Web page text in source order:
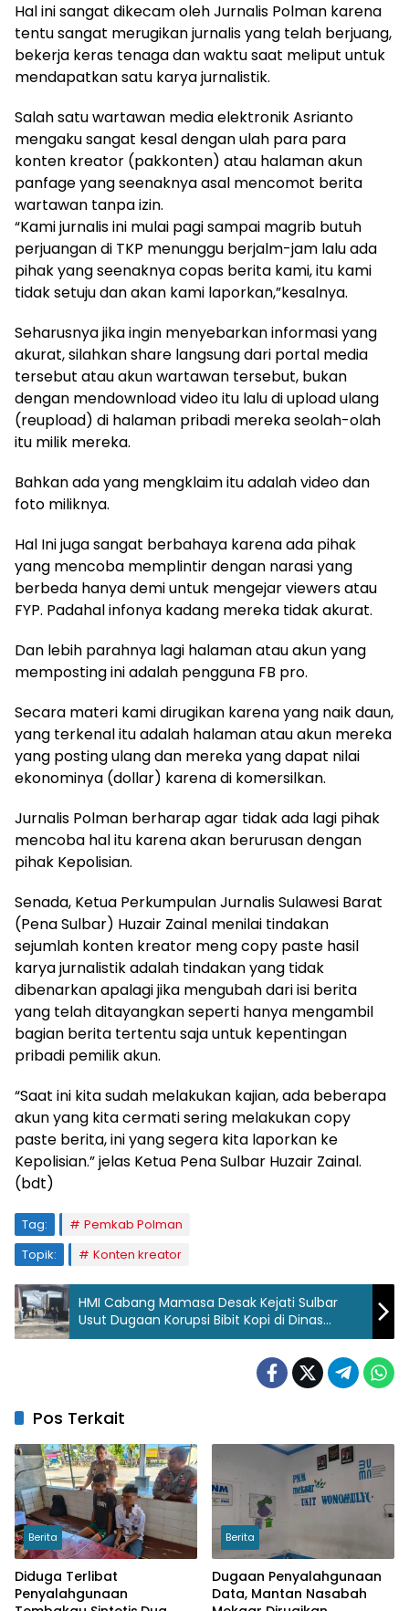
Hal ini sangat dikecam oleh Jurnalis Polman karena
tentu sangat merugikan jurnalis yang telah berjuang,
bekerja keras tenaga dan waktu saat meliput untuk
mendapatkan satu karya jurnalistik.
Salah satu wartawan media elektronik Asrianto
mengaku sangat kesal dengan ulah para para
konten kreator (pakkonten) atau halaman akun
panfage yang seenaknya asal mencomot berita
wartawan tanpa izin.
“Kami jurnalis ini mulai pagi sampai magrib butuh
perjuangan di TKP menunggu berjalm-jam lalu ada
pihak yang seenaknya copas berita kami, itu kami
tidak setuju dan akan kami laporkan,”kesalnya.
Seharusnya jika ingin menyebarkan informasi yang
akurat, silahkan share langsung dari portal media
tersebut atau akun wartawan tersebut, bukan
dengan mendownload video itu lalu di upload ulang
(reupload) di halaman pribadi mereka seolah-olah
itu milik mereka.
Bahkan ada yang mengklaim itu adalah video dan
foto miliknya.
Hal Ini juga sangat berbahaya karena ada pihak
yang mencoba memplintir dengan narasi yang
berbeda hanya demi untuk mengejar viewers atau
FYP. Padahal infonya kadang mereka tidak akurat.
Dan lebih parahnya lagi halaman atau akun yang
memposting ini adalah pengguna FB pro.
Secara materi kami dirugikan karena yang naik daun,
yang terkenal itu adalah halaman atau akun mereka
yang posting ulang dan mereka yang dapat nilai
ekonominya (dollar) karena di komersilkan.
Jurnalis Polman berharap agar tidak ada lagi pihak
mencoba hal itu karena akan berurusan dengan
pihak Kepolisian.
Senada, Ketua Perkumpulan Jurnalis Sulawesi Barat
(Pena Sulbar) Huzair Zainal menilai tindakan
sejumlah konten kreator meng copy paste hasil
karya jurnalistik adalah tindakan yang tidak
dibenarkan apalagi jika mengubah dari isi berita
yang telah ditayangkan seperti hanya mengambil
bagian berita tertentu saja untuk kepentingan
pribadi pemilik akun.
“Saat ini kita sudah melakukan kajian, ada beberapa
akun yang kita cermati sering melakukan copy
paste berita, ini yang segera kita laporkan ke
Kepolisian.” jelas Ketua Pena Sulbar Huzair Zainal.
(bdt)
Tag:
Pemkab Polman
Topik:
Konten kreator
HMI Cabang Mamasa Desak Kejati Sulbar
Usut Dugaan Korupsi Bibit Kopi di Dinas
Perkebunan
Pos Terkait
Berita
Diduga Terlibat
Penyalahgunaan
Berita
Dugaan Penyalahgunaan
Data, Mantan Nasabah